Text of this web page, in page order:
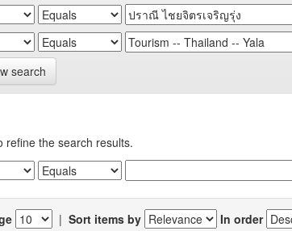
search
refine the search results.
| Sort items by In order